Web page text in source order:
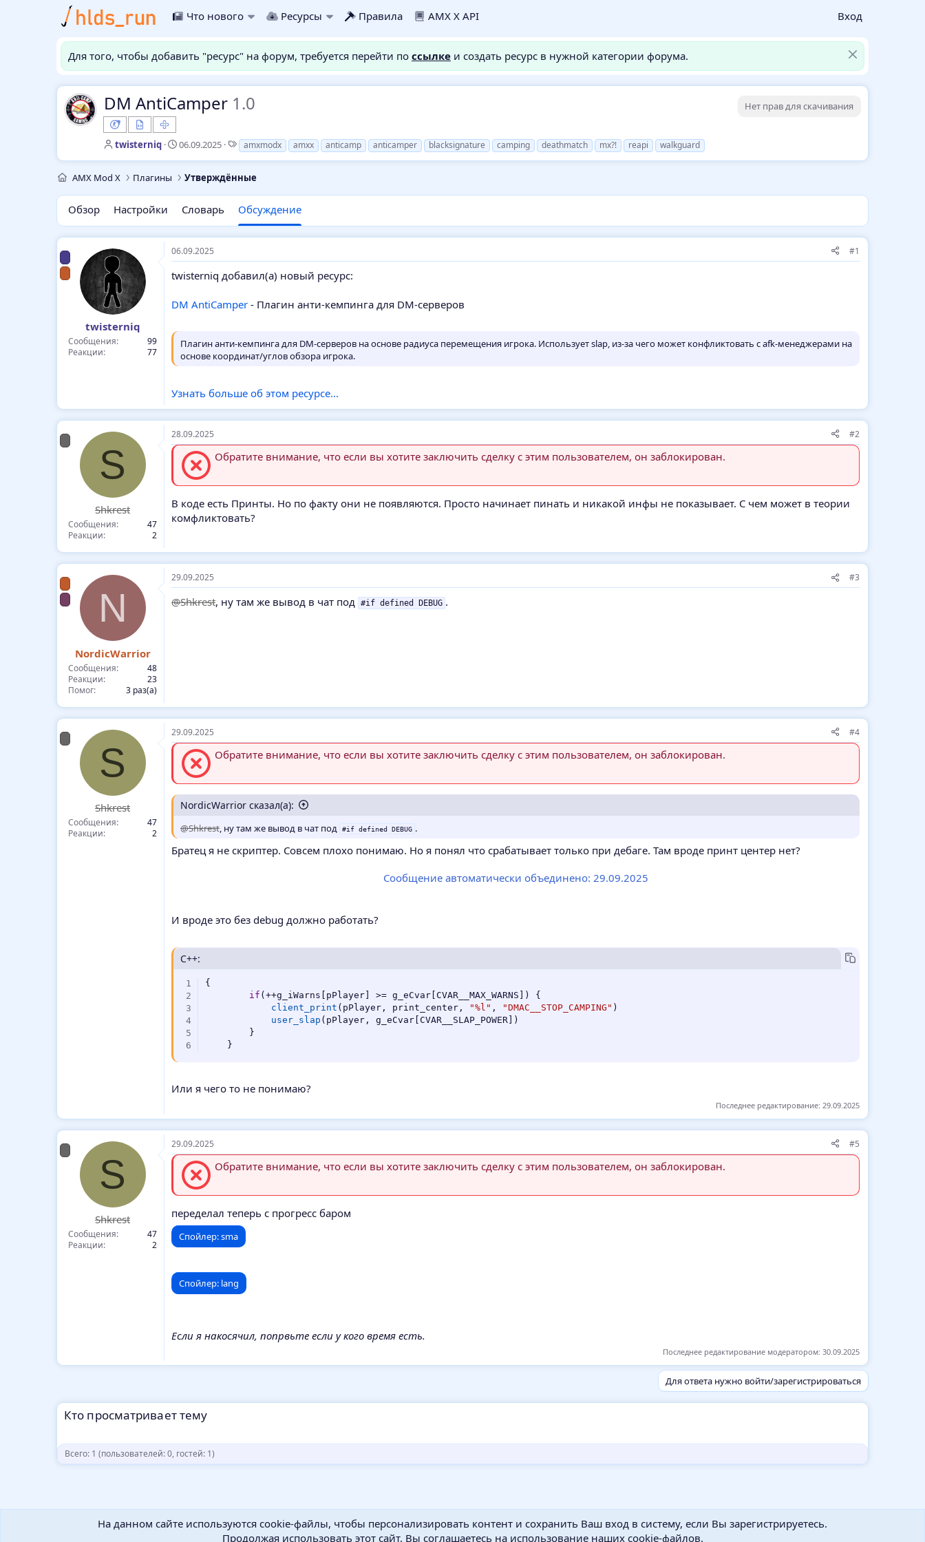
Что нового Ресурсы Правила AMX X API Вход
Для того, чтобы добавить "ресурс" на форум, требуется перейти по ссылке и создать ресурс в нужной категории форума.
DM AntiCamper 1.0 Нет прав для скачивания
А
о
р
т
м
twisterniq
Д
а
н
а
а
а
06.09.2025
Т
е
и
amxmodx amxx anticamp anticamper blacksignature camping deathmatch mx?! reapi walkguard
AMX Mod X Плагины Утверждённые
Обзор Настройки Словарь Обсуждение
twisterniq
Сообщения
99
Реакции
77
06.09.2025 #1
twisterniq добавил(а) новый ресурс:
DM AntiCamper - Плагин анти-кемпинга для DM-серверов
Плагин анти-кемпинга для DM-серверов на основе радиуса перемещения игрока. Использует slap, из-за чего может конфликтовать с afk-менеджерами на
основе координат/углов обзора игрока.
Узнать больше об этом ресурсе...
S
Shkrest
Сообщения
47
Реакции
2
28.09.2025 #2
Обратите внимание, что если вы хотите заключить сделку с этим пользователем, он заблокирован.
В коде есть Принты. Но по факту они не появляются. Просто начинает пинать и никакой инфы не показывает. С чем может в теории
комфликтовать?
N
NordicWarrior
Сообщения
48
Реакции
23
Помог
3 раз(а)
29.09.2025 #3
@Shkrest, ну там же вывод в чат под #if defined DEBUG .
S
Shkrest
Сообщения
47
Реакции
2
29.09.2025 #4
Обратите внимание, что если вы хотите заключить сделку с этим пользователем, он заблокирован.
NordicWarrior сказал(а):
@Shkrest , ну там же вывод в чат под #if defined DEBUG .
Братец я не скриптер. Совсем плохо понимаю. Но я понял что срабатывает только при дебаге. Там вроде принт центер нет?
Сообщение автоматически объединено: 29.09.2025
И вроде это без debug должно работать?
C++:
{
if (++g_iWarns [ pPlayer] >= g_eCvar [ CVAR__MAX_WARNS ] )
{
client_print ( pPlayer , print_center , "%l" , "DMAC__STOP_CAMPING" )
user_slap ( pPlayer , g_eCvar [ CVAR__SLAP_POWER] )
}
}
Или я чего то не понимаю?
Последнее редактирование: 29.09.2025
S
Shkrest
Сообщения
47
Реакции
2
29.09.2025 #5
Обратите внимание, что если вы хотите заключить сделку с этим пользователем, он заблокирован.
переделал теперь с прогресс баром
Спойлер:sma
Спойлер: lang
Если я накосячил, попрвьте если у кого время есть.
Последнее редактирование модератором: 30.09.2025
Для ответа нужно войти/зарегистрироваться
Кто просматривает тему
Всего: 1 (пользователей: 0, гостей: 1)
На данном сайте используются cookie-файлы, чтобы персонализировать контент и сохранить Ваш вход в систему, если Вы зарегистрируетесь.
Продолжая использовать этот сайт, Вы соглашаетесь на использование наших cookie-файлов.